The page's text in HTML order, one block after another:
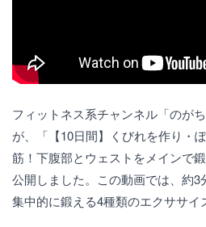
フィットネス系チャンネル「のが
が、「【10日間】くびれを作り・
筋！下腹部とウェストをメインで
公開しました。この動画では、約
集中的に鍛える4種類のエクササイ